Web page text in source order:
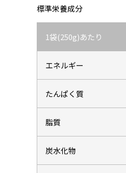
標準栄養成分
1袋(250g)あたり
エネルギー
たんぱく質
脂質
炭水化物